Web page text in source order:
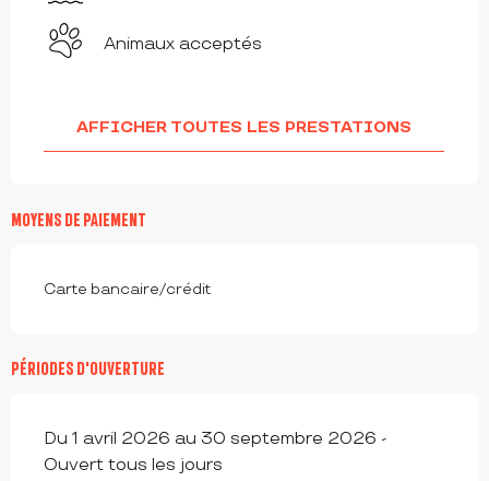
Animaux acceptés
AFFICHER TOUTES LES PRESTATIONS
MOYENS DE PAIEMENT
Carte bancaire/crédit
PÉRIODES D'OUVERTURE
Du 1 avril 2026 au 30 septembre 2026 -
Ouvert tous les jours